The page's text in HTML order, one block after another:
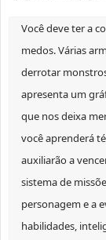
Você deve ter a
medos. Várias
derrotar
apresenta um
que nos deixa
você aprenderá
auxiliarão a
sistema de
personagem e a
habilidades,